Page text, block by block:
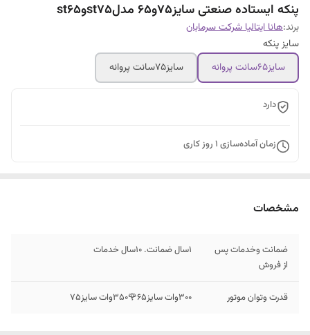
پنکه ایستاده صنعتی سایز۷۵و۶۵ مدلst75وst65
برند:هانا ایتالیا شرکت سرمابان
سایز پنکه
سایز۶۵سانت پروانه
سایز۷۵سانت پروانه
دارد
زمان آماده‌سازی 1 روز کاری
مشخصات
ضمانت وخدمات پس
از فروش
۱سال ضمانت. ۱۰سال خدمات
قدرت وتوان موتور ۳۰۰وات سایز۶۵🌹۳۵۰وات سایز۷۵